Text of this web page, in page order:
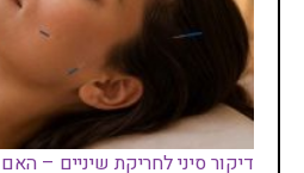
דיקור סיני לחריקת שיניים –